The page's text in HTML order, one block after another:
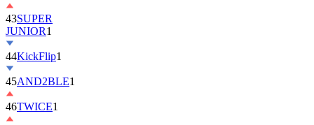
43SUPER
JUNIOR1
44KickFlip1
45AND2BLE1
46TWICE1